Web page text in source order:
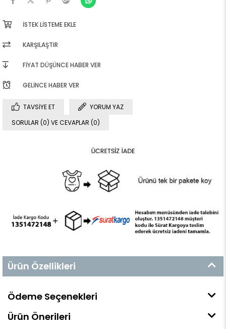
İSTEK LISTEME EKLE
KARŞILAŞTIR
FIYAT DÜŞÜNCE HABER VER
GELINCE HABER VER
TAVSIYE ET
YORUM YAZ
SORULAR (0) VE CEVAPLAR (0)
Ürün Özellikleri
Ödeme Seçenekleri
Ürün Önerileri